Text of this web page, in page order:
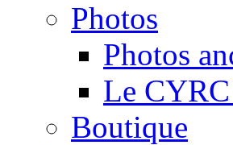
Photos
Photos
Le
Boutique